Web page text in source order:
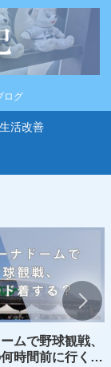
ログ
生活改善
ムで野球観戦、
時間前に行くの